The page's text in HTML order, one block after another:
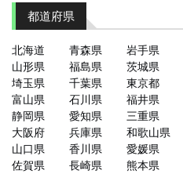
都道府県
北海道 青森県 岩手県
山形県
福島県 茨城県
埼玉県
千葉県 東京都
富山県
石川県 福井県
静岡県
愛知県 三重県
大阪府
兵庫県 和歌山県
山口県
香川県 愛媛県
佐賀県
長崎県 熊本県